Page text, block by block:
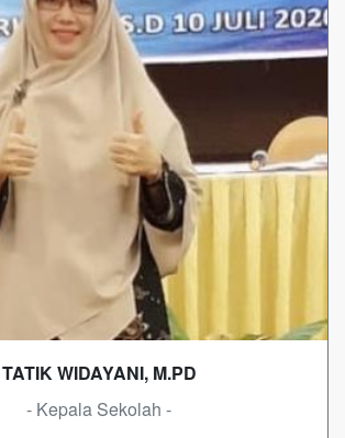
TATIK WIDAYANI, M.PD
- Kepala Sekolah -